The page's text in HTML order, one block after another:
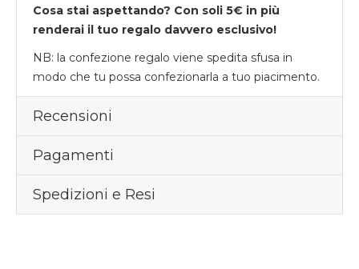
Cosa stai aspettando? Con soli 5€ in più
renderai il tuo regalo davvero esclusivo!
NB: la confezione regalo viene spedita sfusa in
modo che tu possa confezionarla a tuo piacimento.
Recensioni
Pagamenti
Spedizioni e Resi